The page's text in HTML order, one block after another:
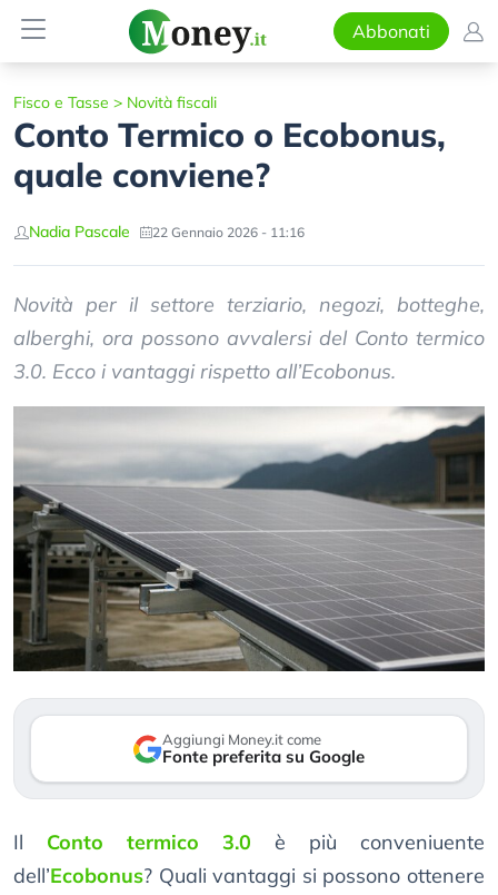
Abbonati
Fisco e Tasse > Novità fiscali
Conto Termico o Ecobonus,
quale conviene?
Nadia Pascale 22 Gennaio 2026 - 11:16
Novità per il settore terziario, negozi, botteghe,
alberghi, ora possono avvalersi del Conto termico
3.0. Ecco i vantaggi rispetto all’Ecobonus.
Aggiungi Money.it come
Fonte preferita su Google
Il Conto termico 3.0 è più conveniuente
dell’Ecobonus? Quali vantaggi si possono ottenere